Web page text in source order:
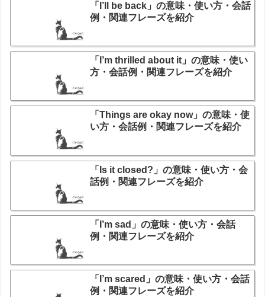
「I’ll be back」の意味・使い方・会話
例・関連フレーズを紹介
「I’m thrilled about it」の意味・使い
方・会話例・関連フレーズを紹介
「Things are okay now」の意味・使
い方・会話例・関連フレーズを紹介
「Is it closed?」の意味・使い方・会
話例・関連フレーズを紹介
「I’m sad」の意味・使い方・会話
例・関連フレーズを紹介
「I’m scared」の意味・使い方・会話
例・関連フレーズを紹介